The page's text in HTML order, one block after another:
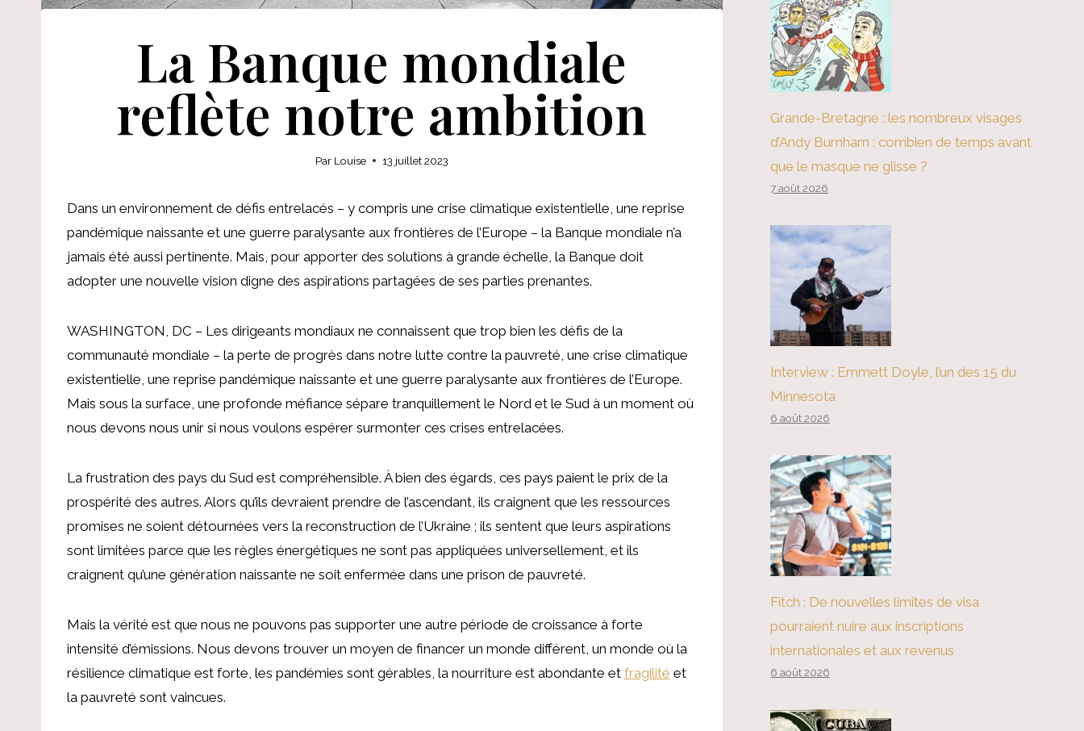
La Banque mondiale
reflète notre ambition
Par Louise 13 juillet 2023
Dans un environnement de défis entrelacés – y compris une crise climatique existentielle, une reprise
pandémique naissante et une guerre paralysante aux frontières de l’Europe – la Banque mondiale n’a
jamais été aussi pertinente. Mais, pour apporter des solutions à grande échelle, la Banque doit
adopter une nouvelle vision digne des aspirations partagées de ses parties prenantes.
WASHINGTON, DC – Les dirigeants mondiaux ne connaissent que trop bien les défis de la
communauté mondiale – la perte de progrès dans notre lutte contre la pauvreté, une crise climatique
existentielle, une reprise pandémique naissante et une guerre paralysante aux frontières de l’Europe.
Mais sous la surface, une profonde méfiance sépare tranquillement le Nord et le Sud à un moment où
nous devons nous unir si nous voulons espérer surmonter ces crises entrelacées.
La frustration des pays du Sud est compréhensible. À bien des égards, ces pays paient le prix de la
prospérité des autres. Alors qu’ils devraient prendre de l’ascendant, ils craignent que les ressources
promises ne soient détournées vers la reconstruction de l’Ukraine ; ils sentent que leurs aspirations
sont limitées parce que les règles énergétiques ne sont pas appliquées universellement, et ils
craignent qu’une génération naissante ne soit enfermée dans une prison de pauvreté.
Mais la vérité est que nous ne pouvons pas supporter une autre période de croissance à forte
intensité d’émissions. Nous devons trouver un moyen de financer un monde différent, un monde où la
résilience climatique est forte, les pandémies sont gérables, la nourriture est abondante et fragilité et
la pauvreté sont vaincues.
Grande-Bretagne : les nombreux visages
d’Andy Burnham : combien de temps avant
que le masque ne glisse ?
7 août 2026
Interview : Emmett Doyle, l’un des 15 du
Minnesota
6 août 2026
Fitch : De nouvelles limites de visa
pourraient nuire aux inscriptions
internationales et aux revenus
6 août 2026